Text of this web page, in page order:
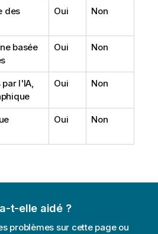
des
Oui Non
basée
Oui Non
par l'IA,
Oui Non
Oui Non
t-elle aidé ?
problèmes sur cette page ou